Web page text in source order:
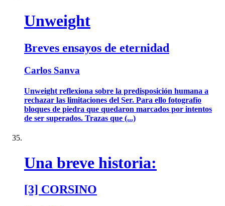
Unweight
Breves ensayos de eternidad
Carlos Sanva
Unweight reflexiona sobre la predisposición humana a
rechazar las limitaciones del Ser. Para ello fotografío
bloques de piedra que quedaron marcados por intentos
de ser superados. Trazas que (...)
Una breve historia:
[3] CORSINO